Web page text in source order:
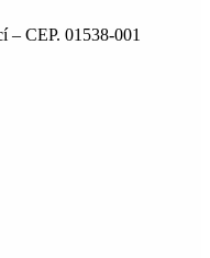
– CEP. 01538-001